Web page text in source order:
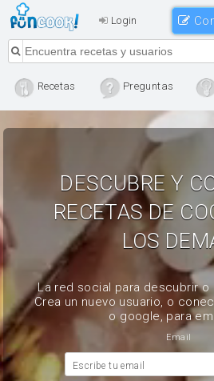
Login
Recetas Preguntas
DESCUBRE Y
RECETAS DE
LOS
La red social para descubrir
Crea un nuevo usuario, o
o google, para
Email
Escribe tu email